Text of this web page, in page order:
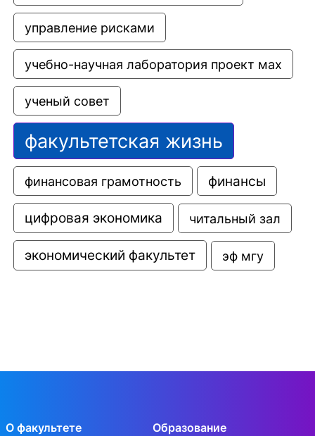
управление рисками
учебно-научная лаборатория проект мах
ученый совет
факультетская жизнь
финансовая грамотность финансы
цифровая экономика читальный зал
экономический факультет эф мгу
О факультете Образование